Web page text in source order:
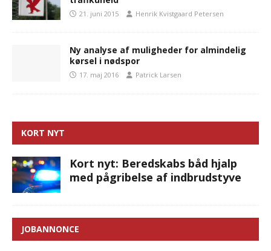
21. juni 2015 Henrik Kvistgaard Petersen
Ny analyse af muligheder for almindelig
kørsel i nødspor
17. maj 2016 Patrick Larsen
KORT NYT
Kort nyt: Beredskabs båd hjalp
med pågribelse af indbrudstyve
JOBANNONCE